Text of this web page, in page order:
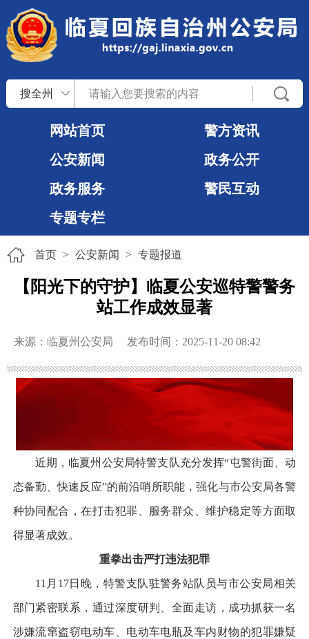
搜全州
网站首页
警方资讯
公安新闻
政务公开
政务服务
警民互动
专题专栏
首页 > 公安新闻 > 专题报道
【阳光下的守护】临夏公安巡特警警务
站工作成效显著
来源：临夏州公安局 发布时间：2025-11-20 08:42
近期，临夏州公安局特警支队充分发挥“屯警街面、动
态备勤、快速反应”的前沿哨所职能，强化与市公安局各警
种协同配合，在打击犯罪、服务群众、维护稳定等方面取
得显著成效。
重拳出击严打违法犯罪
11月17日晚，特警支队驻警务站队员与市公安局相关
部门紧密联系，通过深度研判、全面走访，成功抓获一名
涉嫌流窜盗窃电动车、电动车电瓶及车内财物的犯罪嫌疑